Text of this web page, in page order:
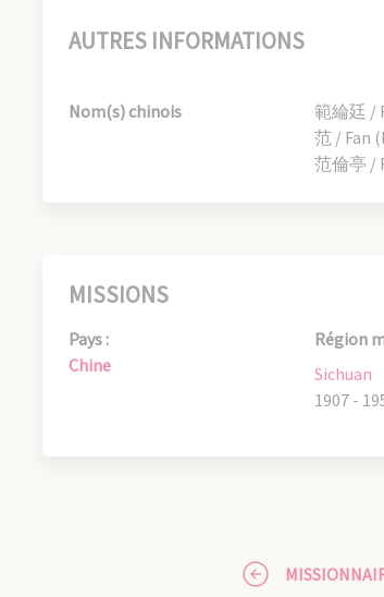
AUTRES INFORMATIONS
Nom(s) chinois
範綸廷 /
范 / Fan
范倫亭 /
MISSIONS
Pays :
Chine
Région
Sichuan
1907 -